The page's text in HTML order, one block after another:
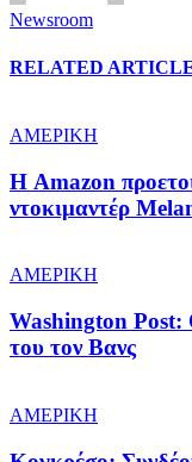
Newsroom
RELATED
ΑΜΕΡΙΚΗ
Η Amazon
ντοκιμαντέρ
ΑΜΕΡΙΚΗ
Washington Post:
του τον Βανς
ΑΜΕΡΙΚΗ